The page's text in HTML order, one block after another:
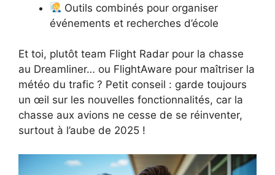
Outils combinés pour organiser
événements et recherches d’école
Et toi, plutôt team Flight Radar pour la chasse
au Dreamliner… ou FlightAware pour maîtriser la
météo du trafic ? Petit conseil : garde toujours
un œil sur les nouvelles fonctionnalités, car la
chasse aux avions ne cesse de se réinventer,
surtout à l’aube de 2025 !